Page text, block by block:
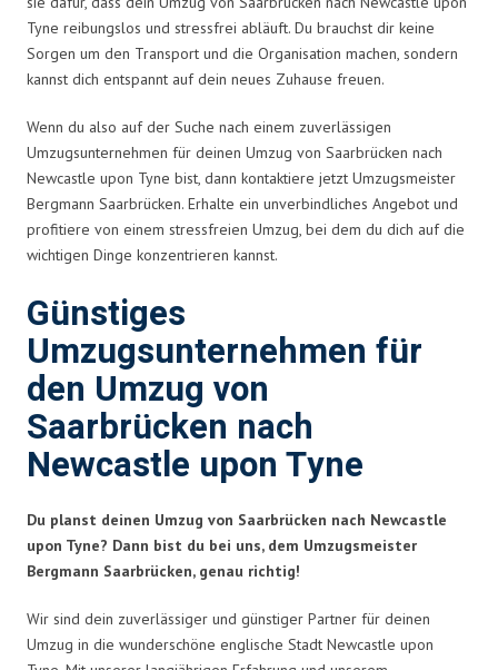
Tyne reibungslos und stressfrei abläuft. Du brauchst dir keine
Sorgen um den Transport und die Organisation machen, sondern
kannst dich entspannt auf dein neues Zuhause freuen.
Wenn du also auf der Suche nach einem zuverlässigen
Umzugsunternehmen für deinen Umzug von Saarbrücken nach
Newcastle upon Tyne bist, dann kontaktiere jetzt Umzugsmeister
Bergmann Saarbrücken. Erhalte ein unverbindliches Angebot und
profitiere von einem stressfreien Umzug, bei dem du dich auf die
wichtigen Dinge konzentrieren kannst.
Günstiges
Umzugsunternehmen für
den Umzug von
Saarbrücken nach
Newcastle upon Tyne
Du planst deinen Umzug von Saarbrücken nach Newcastle
upon Tyne? Dann bist du bei uns, dem Umzugsmeister
Bergmann Saarbrücken, genau richtig!
Wir sind dein zuverlässiger und günstiger Partner für deinen
Umzug in die wunderschöne englische Stadt Newcastle upon